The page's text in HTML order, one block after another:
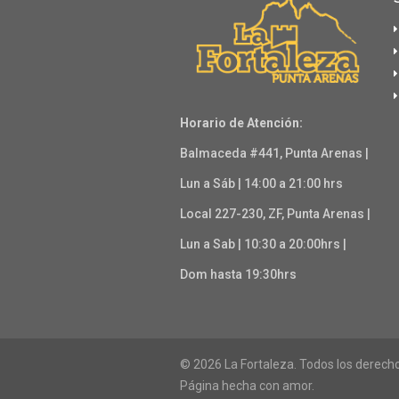
Horario de Atención:
Balmaceda #441, Punta Arenas |
Lun a Sáb | 14:00 a 21:00 hrs
Local 227-230, ZF, Punta Arenas |
Lun a Sab | 10:30 a 20:00hrs |
Dom hasta 19:30hrs
© 2026 La Fortaleza. Todos los
Página hecha con amor.